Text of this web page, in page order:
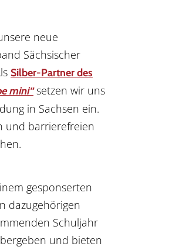
neue
Sächsischer
Silber-Partner des
mini“setzen wir uns
in Sachsen ein.
und barrierefreien
gesponserten
dazugehörigen
Schuljahr
und bieten